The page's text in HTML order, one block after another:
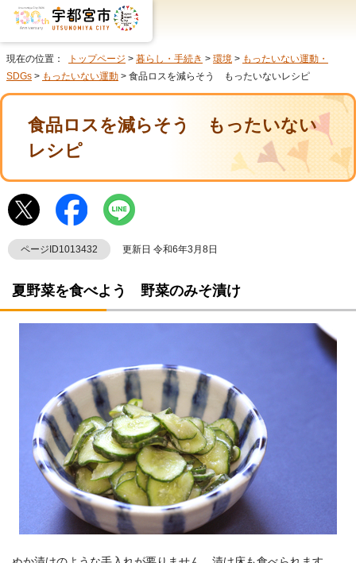
現在の位置： トップページ > 暮らし・手続き > 環境 > もったいない運動・
SDGs > もったいない運動 > 食品ロスを減らそう もったいないレシピ
食品ロスを減らそう もったいない
レシピ
ページID1013432 更新日 令和6年3月8日
夏野菜を食べよう 野菜のみそ漬け